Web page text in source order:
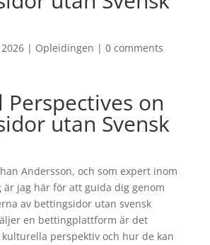
| Opleidingen | 0 comments
Perspectives on
utan Svensk
Andersson, och som expert inom
är jag här för att guida dig genom
av bettingsidor utan svensk
en bettingplattform är det
perspektiv och hur de kan